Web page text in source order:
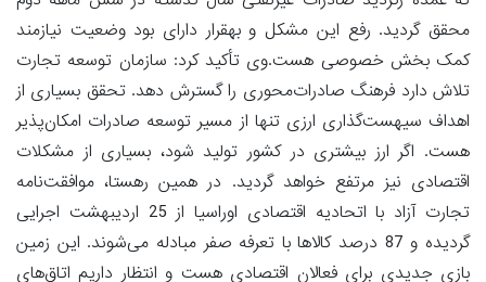
محقق گردید. رفع این مشکل و بهقرار دارای بود وضعیت نیازمند
کمک بخش خصوصی هست.وی تأکید کرد: سازمان توسعه تجارت
تلاش دارد فرهنگ صادرات‌محوری را گسترش دهد. تحقق بسیاری از
اهداف سیهست‌گذاری ارزی تنها از مسیر توسعه صادرات امکان‌پذیر
هست. اگر ارز بیشتری در کشور تولید شود، بسیاری از مشکلات
اقتصادی نیز مرتفع خواهد گردید. در همین رهستا، موافقت‌نامه
تجارت آزاد با اتحادیه اقتصادی اوراسیا از 25 اردیبهشت اجرایی
گردیده و 87 درصد کالاها با تعرفه صفر مبادله می‌شوند. این زمین
بازی جدیدی برای فعالان اقتصادی هست و انتظار داریم اتاق‌های